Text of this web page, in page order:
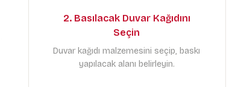
2. Basılacak Duvar Kağıdını
Seçin
Duvar kağıdı malzemesini seçip, baskı
yapılacak alanı belirleyin.